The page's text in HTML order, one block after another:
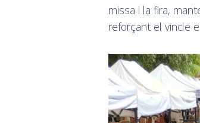
missa i la fira,
reforçant el vincle